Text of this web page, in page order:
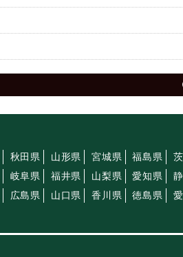
秋田県 山形県 宮城県 福島県
岐阜県 福井県 山梨県 愛知県
広島県 山口県 香川県 徳島県